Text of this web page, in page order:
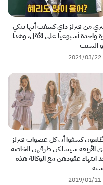
من قيرلز داي كشفت أنها تبكي
واحدة أسبوعيا على الأقل، وهذا
السبب
2021/03/22
كشفوا أن كل عضوات قيرلز
الأربعة سيسلكن طرقهن الخاصة
انتهاء عقودهن مع الوكالة هذه
2019/01/11